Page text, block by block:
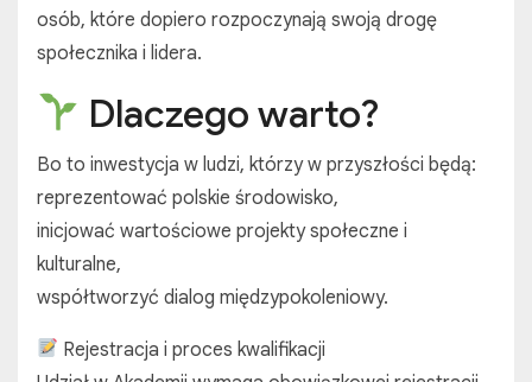
osób, które dopiero rozpoczynają swoją drogę
społecznika i lidera.
Dlaczego warto?
Bo to inwestycja w ludzi, którzy w przyszłości będą:
reprezentować polskie środowisko,
inicjować wartościowe projekty społeczne i
kulturalne,
współtworzyć dialog międzypokoleniowy.
Rejestracja i proces kwalifikacji